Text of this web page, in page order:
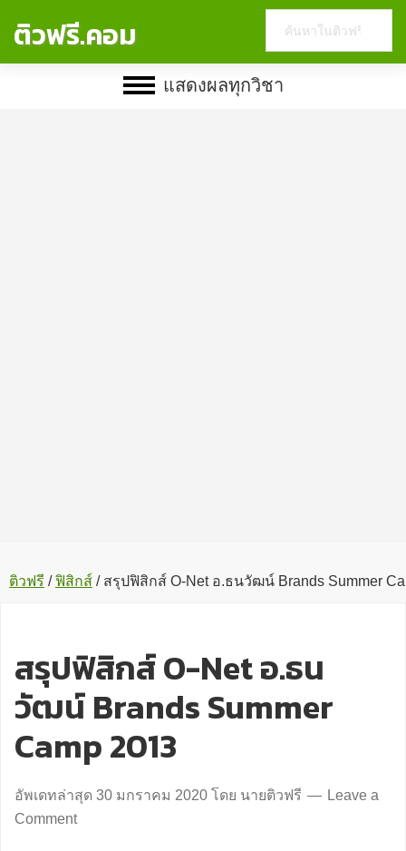
ติวฟรี.คอม
website
แสดงผลทุกวิชา
ติวฟรี / ฟิสิกส์ /สรุปฟิสิกส์ O-Net อ.ธนวัฒน์ Brands Summer
สรุปฟิสิกส์ O-Net อ.ธน
วัฒน์ Brands Summer
Camp 2013
อัพเดทล่าสุด 30 มกราคม 2020 โดย นายติวฟรี
Leave a
Comment